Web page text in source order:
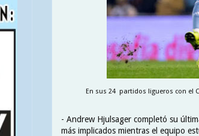
En sus 24 partidos ligueros con el
- Andrew Hjulsager completó su
más implicados mientras el equipo